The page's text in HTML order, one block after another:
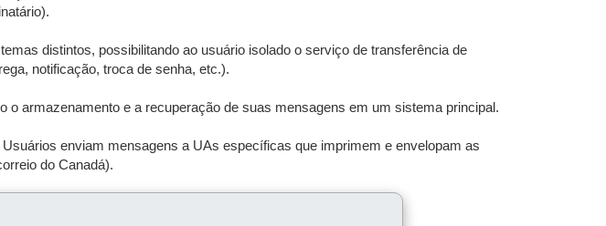
distintos, possibilitando ao usuário isolado o serviço de transferência de
notificação, troca de senha, etc.).
armazenamento e a recuperação de suas mensagens em um sistema principal.
enviam mensagens a UAs específicas que imprimem e envelopam as
do Canadá).